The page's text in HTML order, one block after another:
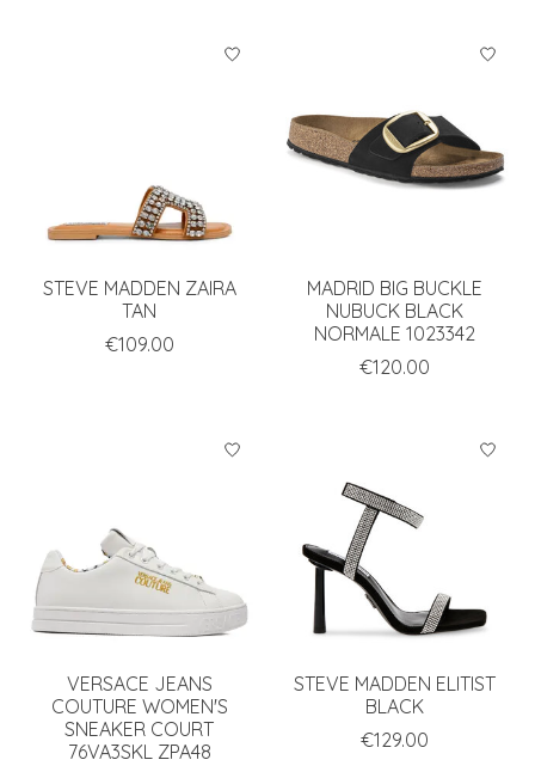
STEVE MADDEN ZAIRA
TAN
€109.00
MADRID BIG BUCKLE
NUBUCK BLACK
NORMALE 1023342
€120.00
VERSACE JEANS
COUTURE WOMEN'S
SNEAKER COURT
76VA3SKL ZPA48
STEVE MADDEN ELITIST
BLACK
€129.00